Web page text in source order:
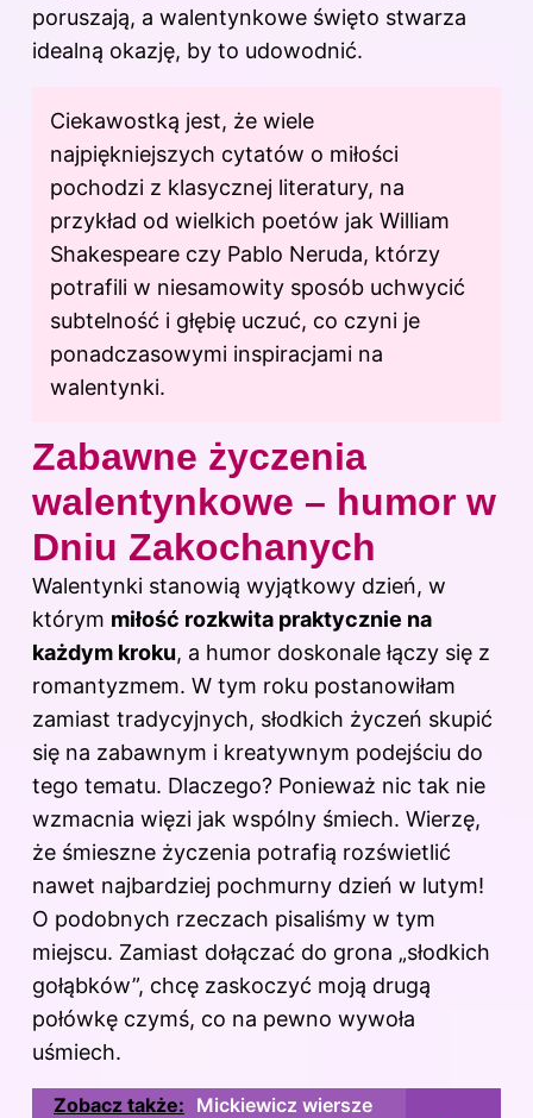
poruszają, a walentynkowe święto stwarza
idealną okazję, by to udowodnić.
Ciekawostką jest, że wiele
najpiękniejszych cytatów o miłości
pochodzi z klasycznej literatury, na
przykład od wielkich poetów jak William
Shakespeare czy Pablo Neruda, którzy
potrafili w niesamowity sposób uchwycić
subtelność i głębię uczuć, co czyni je
ponadczasowymi inspiracjami na
walentynki.
Zabawne życzenia
walentynkowe – humor w
Dniu Zakochanych
Walentynki stanowią wyjątkowy dzień, w
którym miłość rozkwita praktycznie na
każdym kroku, a humor doskonale łączy się z
romantyzmem. W tym roku postanowiłam
zamiast tradycyjnych, słodkich życzeń skupić
się na zabawnym i kreatywnym podejściu do
tego tematu. Dlaczego? Ponieważ nic tak nie
wzmacnia więzi jak wspólny śmiech. Wierzę,
że śmieszne życzenia potrafią rozświetlić
nawet najbardziej pochmurny dzień w lutym!
O podobnych rzeczach pisaliśmy w tym
miejscu. Zamiast dołączać do grona „słodkich
gołąbków”, chcę zaskoczyć moją drugą
połówkę czymś, co na pewno wywoła
uśmiech.
Zobacz także: Mickiewicz wiersze